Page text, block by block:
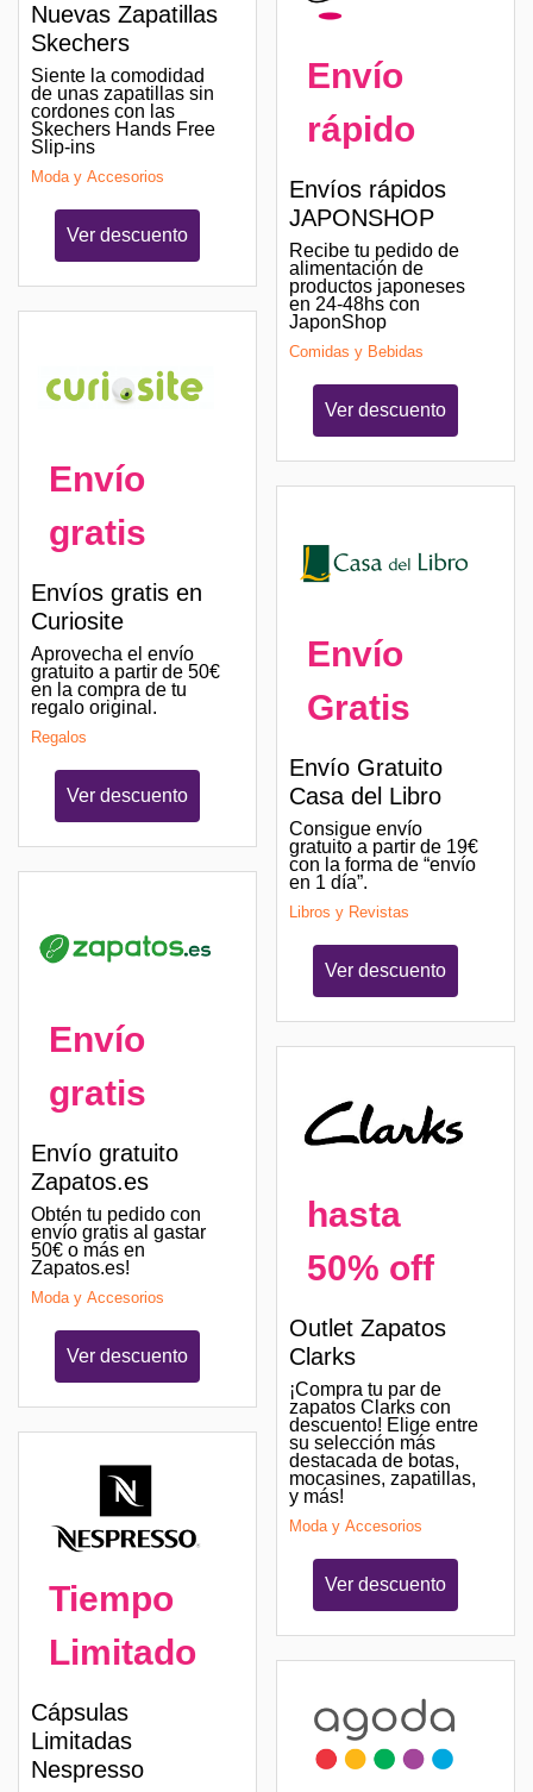
Nuevas Zapatillas
Skechers
Siente la comodidad
de unas zapatillas sin
cordones con las
Skechers Hands Free
Slip-ins
Moda y Accesorios
Ver descuento
Envío
gratis
Envíos gratis en
Curiosite
Aprovecha el envío
gratuito a partir de 50€
en la compra de tu
regalo original.
Regalos
Ver descuento
Envío
gratis
Envío gratuito
Zapatos.es
Obtén tu pedido con
envío gratis al gastar
50€ o más en
Zapatos.es!
Moda y Accesorios
Ver descuento
Tiempo
Limitado
Cápsulas
Limitadas
Nespresso
Envío
rápido
Envíos rápidos
JAPONSHOP
Recibe tu pedido de
alimentación de
productos japoneses
en 24-48hs con
JaponShop
Comidas y Bebidas
Ver descuento
Envío
Gratis
Envío Gratuito
Casa del Libro
Consigue envío
gratuito a partir de 19€
con la forma de “envío
en 1 día”.
Libros y Revistas
Ver descuento
hasta
50% off
Outlet Zapatos
Clarks
¡Compra tu par de
zapatos Clarks con
descuento! Elige entre
su selección más
destacada de botas,
mocasines, zapatillas,
y más!
Moda y Accesorios
Ver descuento